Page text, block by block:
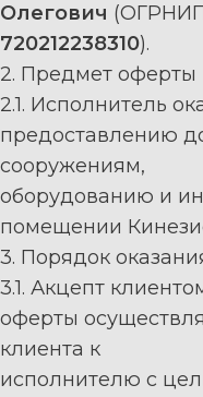
Олегович (ОГРН
720212238310).
2. Предмет оферты
2.1. Исполнитель
предоставлению
сооружениям,
оборудованию и
помещении
3. Порядок
3.1. Акцепт клиент
оферты
клиента к
исполнителю с